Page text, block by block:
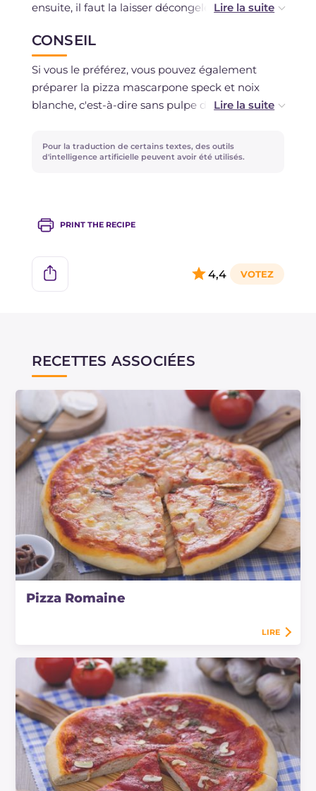
ensuite, il faut la laisser décongeler à
au four avant de la servir !
CONSEIL
Si vous le préférez, vous pouvez également
préparer la pizza mascarpone speck et noix
blanche, c'est-à-dire sans pulpe de tomate.
mascarpone ou, à la place, d'autres fromages
comme le taleggio ou le gorgonzola, selon votre
Pour la traduction de certains textes, des outils
d'intelligence artificielle peuvent avoir été utilisés.
PRINT THE RECIPE
4,4
RECETTES ASSOCIÉES
Pizza Romaine
LIRE